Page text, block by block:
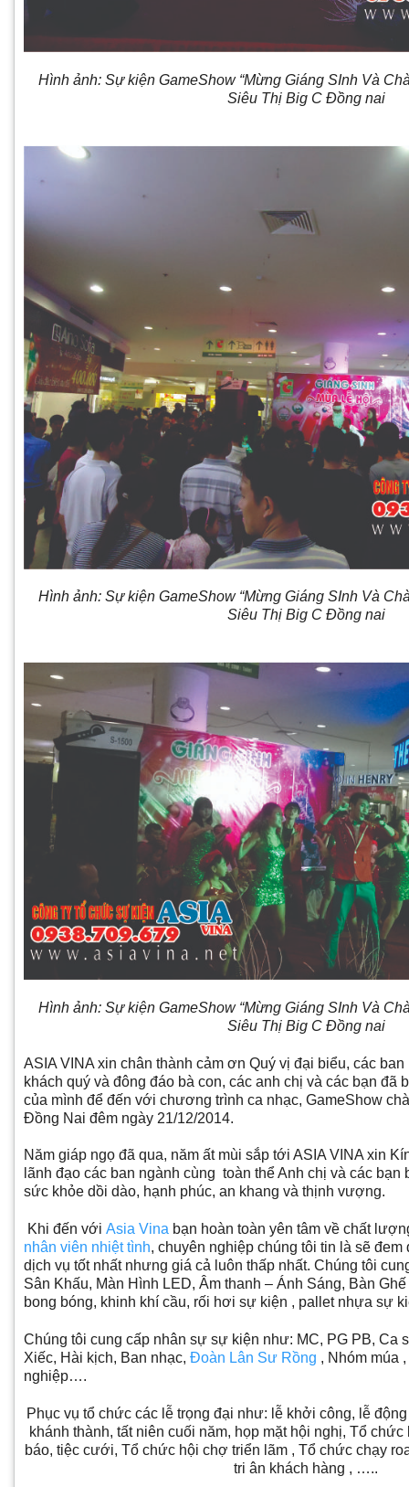
Hình ảnh: Sự kiện GameShow “Mừng Giáng SInh Và
Siêu Thị Big C Đồng nai
Hình ảnh: Sự kiện GameShow “Mừng Giáng SInh Và
Siêu Thị Big C Đồng nai
Hình ảnh: Sự kiện GameShow “Mừng Giáng SInh Và
Siêu Thị Big C Đồng nai
ASIA VINA xin chân thành cảm ơn Quý vị đại biểu, các
khách quý và đông đáo bà con, các anh chị và các bạn đã
của mình để đến với chương trình ca nhạc, GameShow
Đồng Nai đêm ngày 21/12/2014.
Năm giáp ngọ đã qua, năm ất mùi sắp tới ASIA VINA xin
lãnh đạo các ban ngành cùng toàn thể Anh chị và các
sức khỏe dồi dào, hạnh phúc, an khang và thịnh vượng.
Khi đến với Asia Vina bạn hoàn toàn yên tâm về chất
nhân viên nhiệt tình, chuyên nghiệp chúng tôi tin là sẽ
dịch vụ tốt nhất nhưng giá cả luôn thấp nhất. Chúng tôi
Sân Khấu, Màn Hình LED, Âm thanh – Ánh Sáng, Bàn
bong bóng, khinh khí cầu, rối hơi sự kiện , pallet nhựa sự
Chúng tôi cung cấp nhân sự sự kiện như: MC, PG PB, Ca
Xiếc, Hài kịch, Ban nhạc, Đoàn Lân Sư Rồng , Nhóm múa
nghiệp….
Phục vụ tổ chức các lễ trọng đại như: lễ khởi công, lễ
khánh thành, tất niên cuối năm, họp mặt hội nghị, Tổ
báo, tiệc cưới, Tổ chức hội chợ triển lãm , Tổ chức chạy
tri ân khách hàng , …..